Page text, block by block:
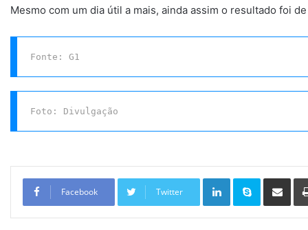
Mesmo com um dia útil a mais, ainda assim o resultado foi
Fonte: G1
Foto: Divulgação
Facebook Twitter
Linkedin Skype